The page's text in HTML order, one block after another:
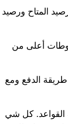
المتاح ورصيد
أعلى من
الدفع ومع
القواعد. كل شي